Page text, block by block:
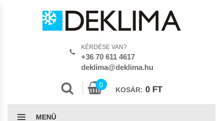
KÉRDÉSE VAN?
+36 70 611 4617
deklima@deklima.hu
0
KOSÁR: 0 FT
MENÜ